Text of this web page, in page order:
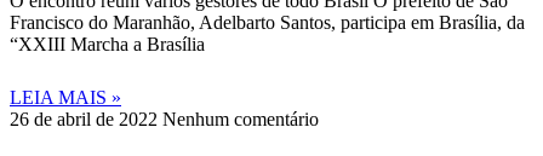
Francisco do Maranhão, Adelbarto Santos, participa em Brasília, da
“XXIII Marcha a Brasília
LEIA MAIS »
26 de abril de 2022 Nenhum comentário